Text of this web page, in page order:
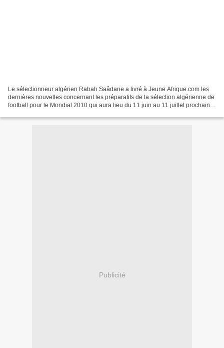
Le sélectionneur algérien Rabah Saâdane a livré à Jeune Afrique.com les
dernières nouvelles concernant les préparatifs de la sélection algérienne de
football pour le Mondial 2010 qui aura lieu du 11 juin au 11 juillet prochain
Publicité